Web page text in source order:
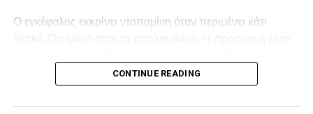
Ο εγκέφαλος εκκρίνει ντοπαμίνη όταν περιμένει κάτι
απλώς καθυστέρηση· γίνεται μέρος της εμπειρίας.
CONTINUE READING